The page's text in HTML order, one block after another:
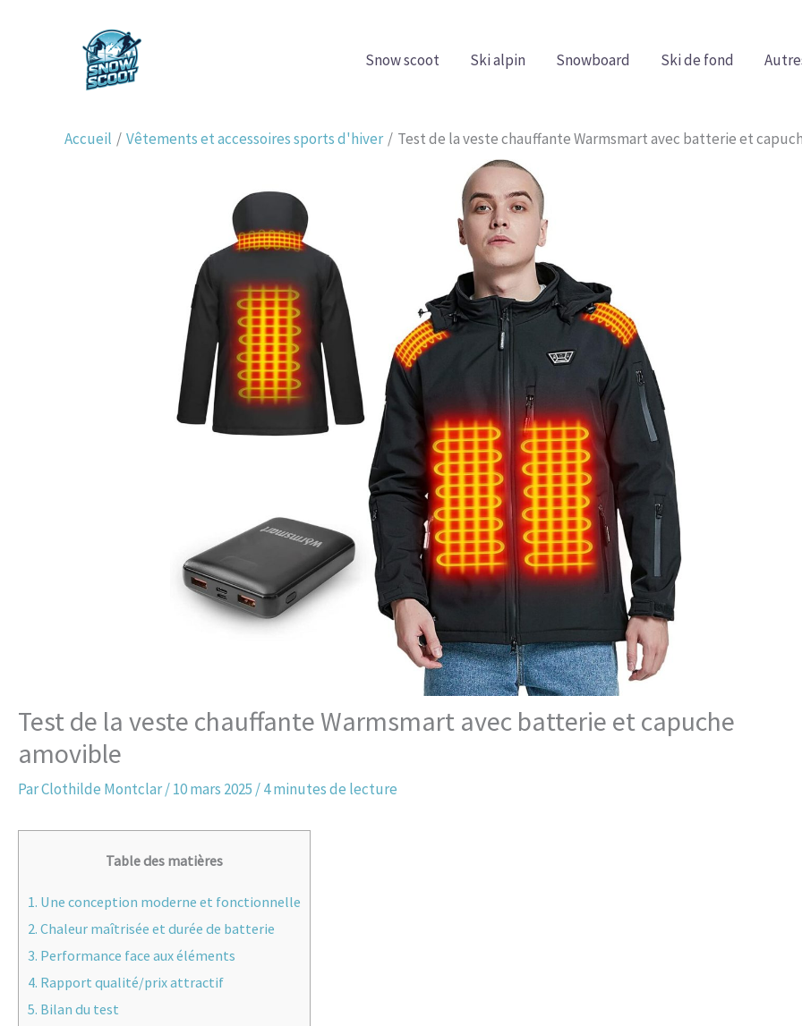
Snow scoot Ski alpin Snowboard Ski de fond
Accueil Vêtements et accessoires sports d'hiver Test de la veste chauffante Warmsmart avec batterie et
Test de la veste chauffante Warmsmart avec batterie et capuche
amovible
ParClothilde Montclar/10 mars 2025 /4 minutes de lecture
Table des matières
1. Une conception moderne et fonctionnelle
2. Chaleur maîtrisée et durée de batterie
3. Performance face aux éléments
4. Rapport qualité/prix attractif
5. Bilan du test